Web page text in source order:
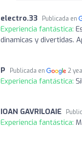
electro.33 Publicada en
Experiencia fantástica:
dinamicas y divertidas.
P Publicada en 2
Experiencia fantástica:
IOAN GAVRILOAIE
Experiencia fantástica: